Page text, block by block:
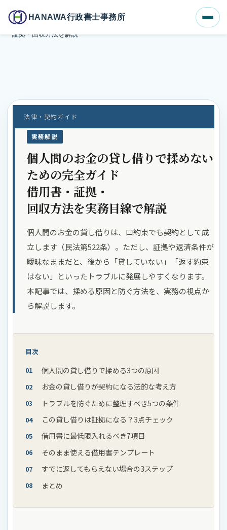
HANAWA行政書士事務所
ホーム
ブログ一覧
個人間のお金の貸し借りで揉めないための完全ガイド｜借用書・
証拠・回収方法を解説
法律・契約ガイド
実務解説
個人間のお金の貸し借りで揉めない
ための完全ガイド
借用書・証拠・
回収方法を実務目線で解説
個人間のお金の貸し借りは、口約束でも契約として成
立します（民法第522条）。ただし、証拠や返済条件が
曖昧なままだと、後から「貸していない」「返す約束
はない」といったトラブルに発展しやすくなります。
本記事では、揉める原因と防ぐ方法を、実務の視点か
ら解説します。
目次
個人間の貸し借りで揉める3つの原因
お金の貸し借りが契約になる法的な考え方
トラブルを防ぐために整理すべき5つの条件
この貸し借りは証拠になる？3点チェック
借用書に最低限入れるべき7項目
そのまま使える借用書テンプレート
すでに返してもらえない場合の3ステップ
まとめ